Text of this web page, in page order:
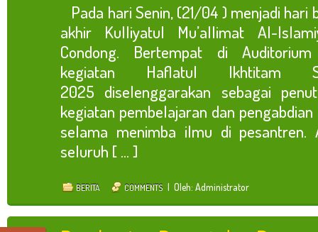
Pada hari Senin, (21/04 ) menjadi hari
akhir Kulliyatul Mu’allimat Al-
Condong. Bertempat di
kegiatan Haflatul Ikhtitam
2025 diselenggarakan sebagai
kegiatan pembelajaran dan
selama menimba ilmu di pesantren.
seluruh [ ... ]
BERITA COMMENTS | Oleh: Administrator